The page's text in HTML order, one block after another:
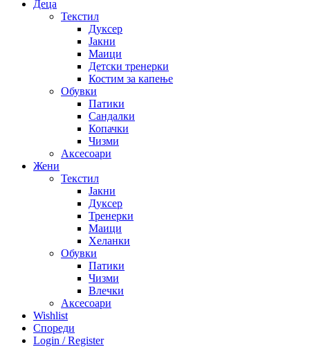
Деца
Текстил
Дуксер
Јакни
Маици
Детски тренерки
Костим за капење
Обувки
Патики
Сандалки
Копачки
Чизми
Аксесоари
Жени
Текстил
Јакни
Дуксер
Тренерки
Маици
Хеланки
Обувки
Патики
Чизми
Влечки
Аксесоари
Wishlist
Спореди
Login / Register